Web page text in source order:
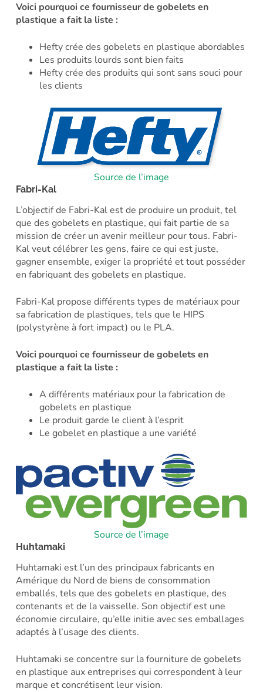
Voici pourquoi ce fournisseur de gobelets en
plastique a fait la liste :
Hefty crée des gobelets en plastique abordables
Les produits lourds sont bien faits
Hefty crée des produits qui sont sans souci pour
les clients
Source de l’image
Fabri-Kal
L’objectif de Fabri-Kal est de produire un produit, tel
que des gobelets en plastique, qui fait partie de sa
mission de créer un avenir meilleur pour tous. Fabri-
Kal veut célébrer les gens, faire ce qui est juste,
gagner ensemble, exiger la propriété et tout posséder
en fabriquant des gobelets en plastique.
Fabri-Kal propose différents types de matériaux pour
sa fabrication de plastiques, tels que le HIPS
(polystyrène à fort impact) ou le PLA.
Voici pourquoi ce fournisseur de gobelets en
plastique a fait la liste :
A différents matériaux pour la fabrication de
gobelets en plastique
Le produit garde le client à l’esprit
Le gobelet en plastique a une variété
Source de l’image
Huhtamaki
Huhtamaki est l’un des principaux fabricants en
Amérique du Nord de biens de consommation
emballés, tels que des gobelets en plastique, des
contenants et de la vaisselle. Son objectif est une
économie circulaire, qu’elle initie avec ses emballages
adaptés à l’usage des clients.
Huhtamaki se concentre sur la fourniture de gobelets
en plastique aux entreprises qui correspondent à leur
marque et concrétisent leur vision.